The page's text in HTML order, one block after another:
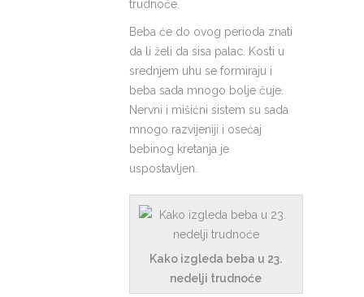
trudnoće.
Beba će do ovog perioda znati
da li želi da sisa palac. Kosti u
srednjem uhu se formiraju i
beba sada mnogo bolje čuje.
Nervni i mišićni sistem su sada
mnogo razvijeniji i osećaj
bebinog kretanja je
uspostavljen.
Kako izgleda beba u 23.
nedelji trudnoće